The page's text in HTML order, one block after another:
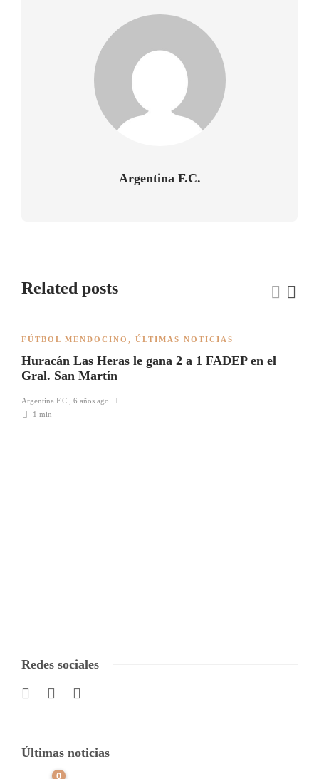
Argentina F.C.
Related posts
FÚTBOL MENDOCINO , ÚLTIMAS NOTICIAS
Huracán Las Heras le gana 2 a 1 FADEP en el
Gral. San Martín
Argentina F.C.
6 años ago
1 min
Redes sociales
Últimas noticias
0